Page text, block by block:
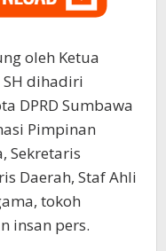
oleh Ketua
SH dihadiri
DPRD Sumbawa
Pimpinan
Sekretaris
Daerah, Staf Ahli
tokoh
insan pers.